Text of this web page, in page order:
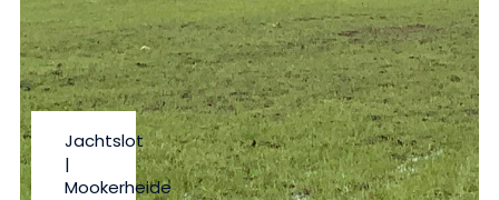
Jachtslot
|
Mookerheide